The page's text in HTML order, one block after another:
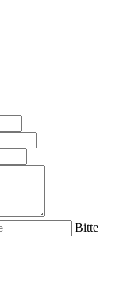
Bitte